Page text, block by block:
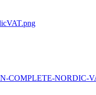
COMPLETE-NORDIC-